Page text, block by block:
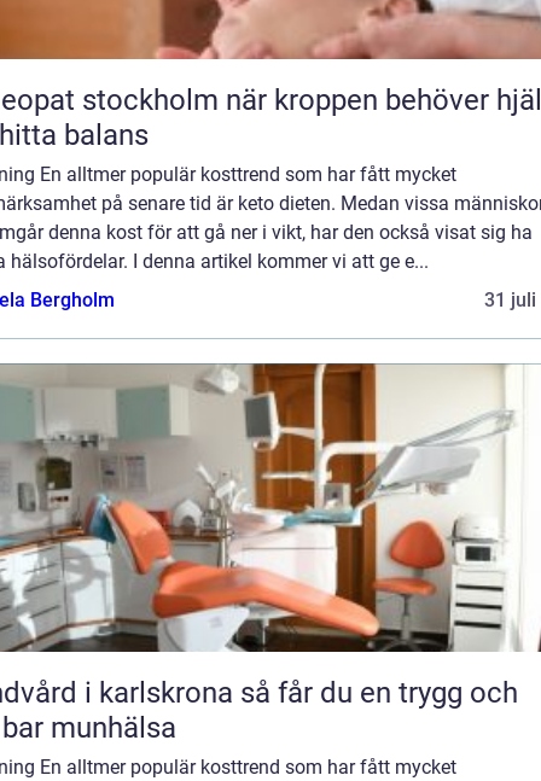
stockholm när kroppen behöver hjälp
balans
En alltmer populär kosttrend som har fått mycket
på senare tid är keto dieten. Medan vissa
denna kost för att gå ner i vikt, har den också visat sig ha
hälsofördelar. I denna artikel kommer vi att ge e...
Bergholm
31 juli
i karlskrona så får du en trygg och
munhälsa
En alltmer populär kosttrend som har fått mycket